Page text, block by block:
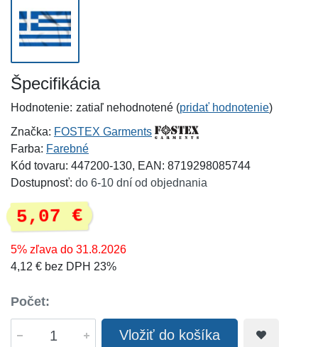
Špecifikácia
Hodnotenie: zatiaľ nehodnotené (pridať hodnotenie)
Značka: FOSTEX Garments
Farba: Farebné
Kód tovaru: 447200-130, EAN: 8719298085744
Dostupnosť: do 6-10 dní od objednania
5,07 €
5% zľava do 31.8.2026
4,12 € bez DPH 23%
Počet:
Vložiť do košíka